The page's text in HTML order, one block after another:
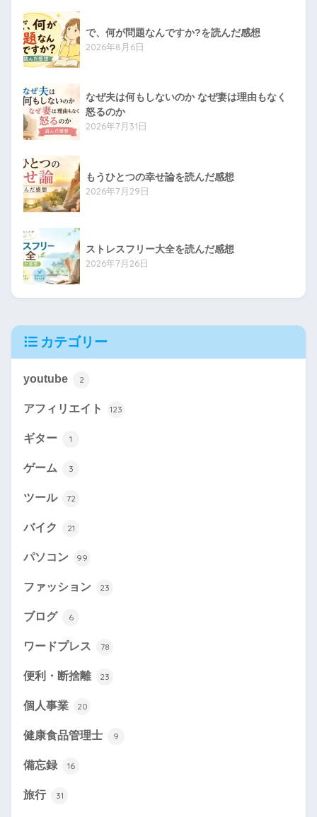
で、何が問題なんですか?を読んだ感想
2026年8月6日
なぜ夫は何もしないのか なぜ妻は理由もなく
怒るのか
2026年7月31日
もうひとつの幸せ論を読んだ感想
2026年7月29日
ストレスフリー大全を読んだ感想
2026年7月26日
カテゴリー
youtube 2
アフィリエイト 123
ギター 1
ゲーム 3
ツール 72
バイク 21
パソコン 99
ファッション 23
ブログ 6
ワードプレス 78
便利・断捨離 23
個人事業 20
健康食品管理士 9
備忘録 16
旅行 31